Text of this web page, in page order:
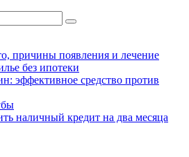
причины появления и лечение
без ипотеки
эффективное средство против
наличный кредит на два месяца